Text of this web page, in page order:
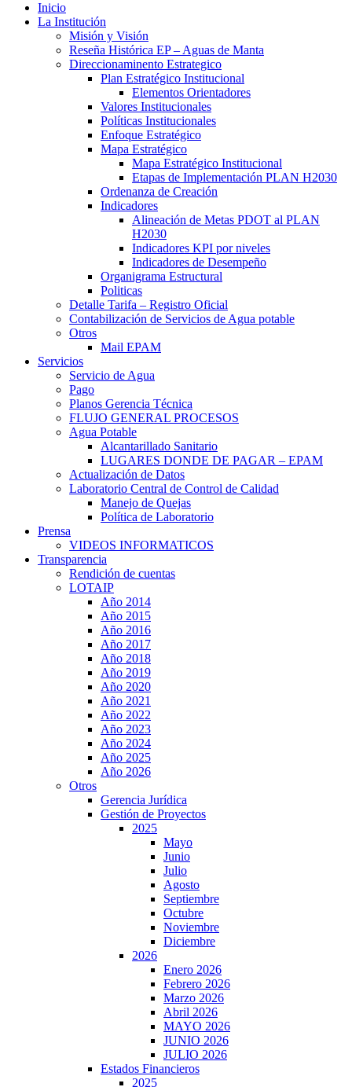
Inicio
La Institución
Misión y Visión
Reseña Histórica EP – Aguas de Manta
Direccionaminento Estrategico
Plan Estratégico Institucional
Elementos Orientadores
Valores Institucionales
Políticas Institucionales
Enfoque Estratégico
Mapa Estratégico
Mapa Estratégico Institucional
Etapas de Implementación PLAN H2030
Ordenanza de Creación
Indicadores
Alineación de Metas PDOT al PLAN
H2030
Indicadores KPI por niveles
Indicadores de Desempeño
Organigrama Estructural
Politicas
Detalle Tarifa – Registro Oficial
Contabilización de Servicios de Agua potable
Otros
Mail EPAM
Servicios
Servicio de Agua
Pago
Planos Gerencia Técnica
FLUJO GENERAL PROCESOS
Agua Potable
Alcantarillado Sanitario
LUGARES DONDE DE PAGAR – EPAM
Actualización de Datos
Laboratorio Central de Control de Calidad
Manejo de Quejas
Política de Laboratorio
Prensa
VIDEOS INFORMATICOS
Transparencia
Rendición de cuentas
LOTAIP
Año 2014
Año 2015
Año 2016
Año 2017
Año 2018
Año 2019
Año 2020
Año 2021
Año 2022
Año 2023
Año 2024
Año 2025
Año 2026
Otros
Gerencia Jurídica
Gestión de Proyectos
2025
Mayo
Junio
Julio
Agosto
Septiembre
Octubre
Noviembre
Diciembre
2026
Enero 2026
Febrero 2026
Marzo 2026
Abril 2026
MAYO 2026
JUNIO 2026
JULIO 2026
Estados Financieros
2025